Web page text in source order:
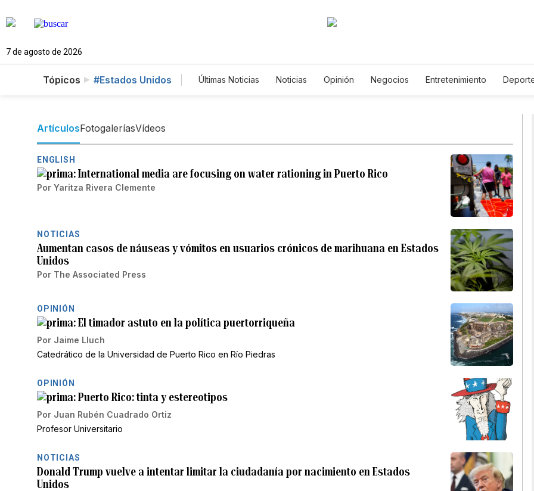
7 de agosto de 2026
Tópicos #Estados Unidos Últimas Noticias Noticias Opinión Negocios Entretenimiento
ArtículosFotogaleríasVídeos
ENGLISH
International media are focusing on water rationing in Puerto Rico
Por Yaritza Rivera Clemente
NOTICIAS
Aumentan casos de náuseas y vómitos en usuarios crónicos de marihuana en Estados
Unidos
Por The Associated Press
OPINIÓN
El timador astuto en la política puertorriqueña
Por Jaime Lluch
Catedrático de la Universidad de Puerto Rico en Río Piedras
OPINIÓN
Puerto Rico: tinta y estereotipos
Por Juan Rubén Cuadrado Ortiz
Profesor Universitario
NOTICIAS
Donald Trump vuelve a intentar limitar la ciudadanía por nacimiento en Estados
Unidos